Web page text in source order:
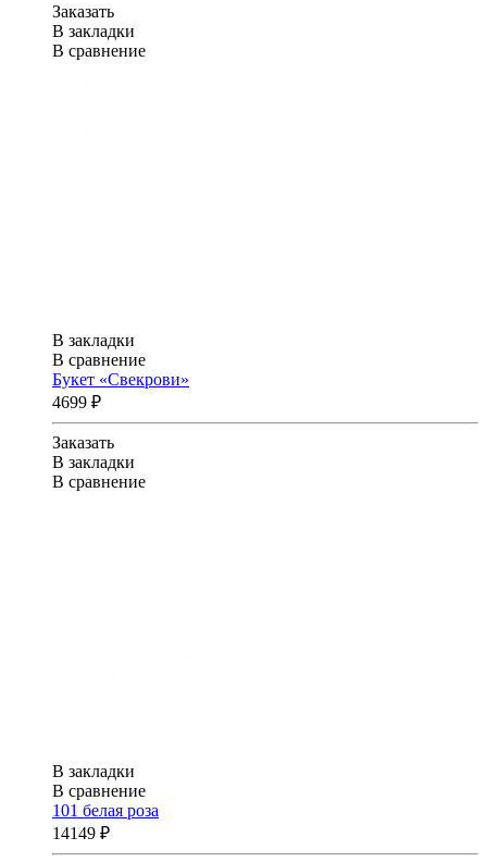
Заказать
В закладки
В сравнение
В закладки
В сравнение
Букет «Свекрови»
4699 ₽
Заказать
В закладки
В сравнение
В закладки
В сравнение
101 белая роза
14149 ₽